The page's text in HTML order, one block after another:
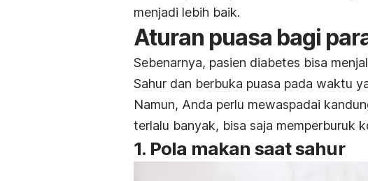
menjadi lebih baik.
Aturan puasa bagi
Sebenarnya, pasien diabetes bisa
Sahur dan berbuka puasa pada waktu
Namun, Anda perlu mewaspadai
terlalu banyak, bisa saja memperburuk
1. Pola makan saat sahur